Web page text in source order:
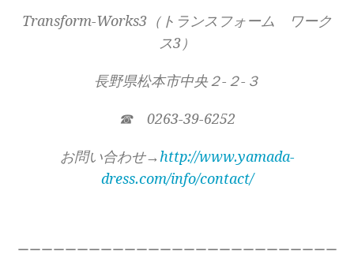
Transform-Works3（トランスフォーム ワーク
ス3）
長野県松本市中央２-２-３
☎ 0263-39-6252
お問い合わせ→http://www.yamada-
dress.com/info/contact/
ーーーーーーーーーーーーーーーーーーーーーーーーーーー